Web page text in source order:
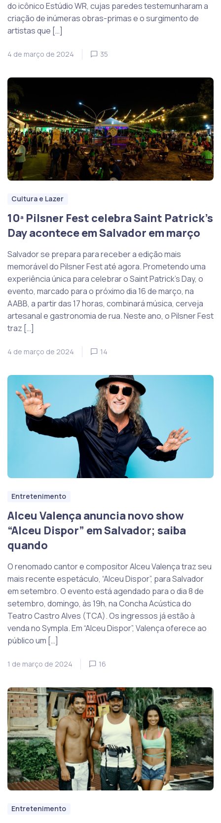
do icônico Estúdio WR, cujas paredes testemunharam a
criação de inúmeras obras-primas e o surgimento de
artistas que […]
4 de março de 2024 35
Cultura e Lazer
10ª Pilsner Fest celebra Saint Patrick’s
Day acontece em Salvador em março
Salvador se prepara para receber a edição mais
memorável do Pilsner Fest até agora. Prometendo uma
experiência única para celebrar o Saint Patrick’s Day, o
evento, marcado para o próximo dia 16 de março, na
AABB, a partir das 17 horas, combinará música, cerveja
artesanal e gastronomia de rua. Neste ano, o Pilsner Fest
traz […]
4 de março de 2024 14
Entretenimento
Alceu Valença anuncia novo show
“Alceu Dispor” em Salvador; saiba
quando
O renomado cantor e compositor Alceu Valença traz seu
mais recente espetáculo, “Alceu Dispor”, para Salvador
em setembro. O evento está agendado para o dia 8 de
setembro, domingo, às 19h, na Concha Acústica do
Teatro Castro Alves (TCA). Os ingressos já estão à
venda no Sympla. Em “Alceu Dispor”, Valença oferece ao
público um […]
1 de março de 2024 16
Entretenimento